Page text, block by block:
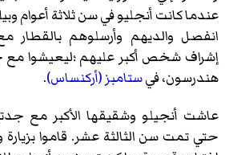
كانت أنجليو في سن ثلاثة أعوام
والديهم وأرسلوهم بالقطار مع
شخص أكبر عليهم ؛ليعيشوا مع جدتهم
فيستامبز (أركنساس).
أنجيلو وشقيقها الأكبر مع جدتهم
سن الثالثة عشر. قاموا بزيارة